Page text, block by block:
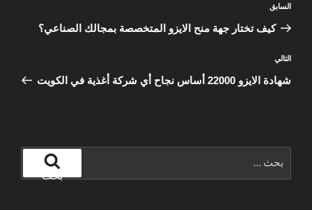
المقالة
السابقة
السابق
كيف تختار جهة منح الايزو المتخصصة بمجالك الصناعي؟
المقالة
التالية
التالي
شهادة الايزو 22000 أساس نجاح أي شركة أغذية في الكويت
عن:
بحث